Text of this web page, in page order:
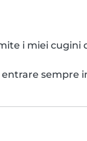
i miei cugini
sempre